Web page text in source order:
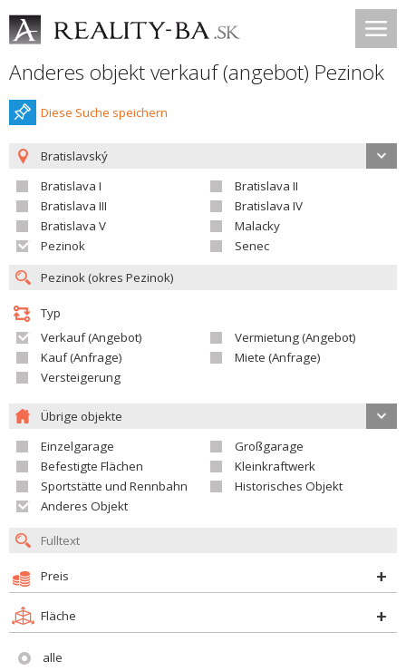
Anderes objekt verkauf (angebot) Pezinok
Diese Suche speichern
Bratislavský
Bratislava I
Bratislava II
Bratislava III
Bratislava IV
Bratislava V
Malacky
Pezinok
Senec
Typ
Verkauf (Angebot)
Vermietung (Angebot)
Kauf (Anfrage)
Miete (Anfrage)
Versteigerung
Übrige objekte
Einzelgarage
Großgarage
Befestigte Flächen
Kleinkraftwerk
Sportstätte und Rennbahn
Historisches Objekt
Anderes Objekt
Preis
Fläche
alle